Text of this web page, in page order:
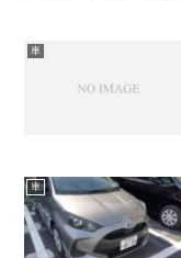
車
車